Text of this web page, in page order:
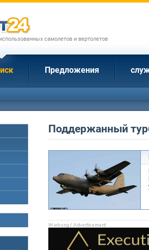
самолетов и вертолетов
Предложения
Поддержанный